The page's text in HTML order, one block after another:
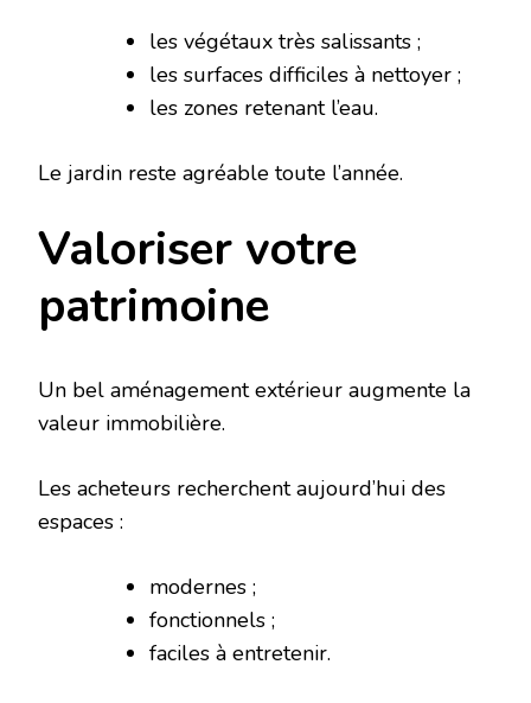
les végétaux très salissants ;
les surfaces difficiles à nettoyer ;
les zones retenant l’eau.
Le jardin reste agréable toute l’année.
Valoriser votre
patrimoine
Un bel aménagement extérieur augmente la
valeur immobilière.
Les acheteurs recherchent aujourd’hui des
espaces :
modernes ;
fonctionnels ;
faciles à entretenir.